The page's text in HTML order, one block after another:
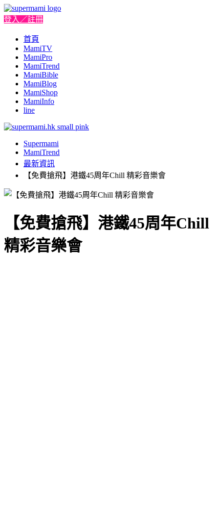
登入／註冊
首頁
MamiTV
MamiPro
MamiTrend
MamiBible
MamiBlog
MamiShop
MamiInfo
line
Supermami
MamiTrend
最新資訊
【免費搶飛】港鐵45周年Chill 精彩音樂會
【免費搶飛】港鐵45周年Chill
精彩音樂會